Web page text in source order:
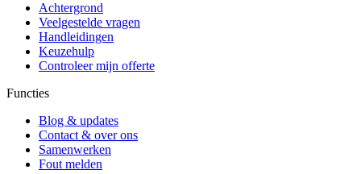
Achtergrond
Veelgestelde vragen
Handleidingen
Keuzehulp
Controleer mijn offerte
Functies
Blog & updates
Contact & over ons
Samenwerken
Fout melden